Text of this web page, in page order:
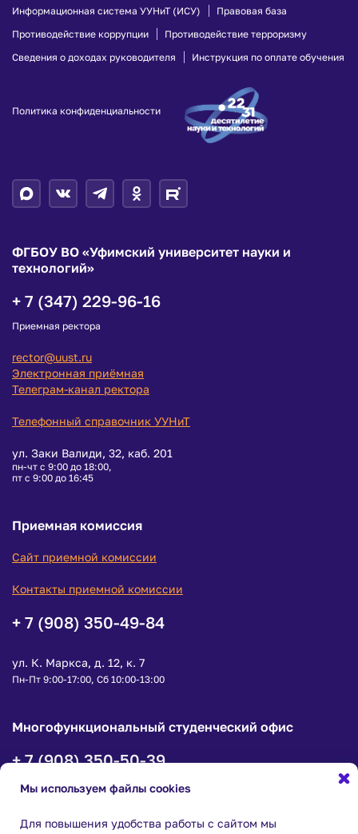
Информационная система УУНиТ (ИСУ)
Правовая база
Противодействие коррупции
Противодействие терроризму
Сведения о доходах руководителя
Инструкция по оплате обучения
Политика конфиденциальности
ФГБОУ ВО «Уфимский университет науки и
технологий»
+ 7 (347) 229-96-16
Приемная ректора
rector@uust.ru
Электронная приёмная
Телеграм-канал ректора
Телефонный справочник УУНиТ
ул. Заки Валиди, 32, каб. 201
пн-чт с 9:00 до 18:00,
пт с 9:00 до 16:45
Приемная комиссия
Сайт приемной комиссии
Контакты приемной комиссии
+ 7 (908) 350-49-84
ул. К. Маркса, д. 12, к. 7
Пн-Пт 9:00-17:00, Сб 10:00-13:00
Многофункциональный студенческий офис
+ 7 (908) 350-50-39
пн-чт с 9:00 до 18:00, пт с 9:00 до 16:45
Мы используем файлы cookies
Для повышения удобства работы с сайтом мы